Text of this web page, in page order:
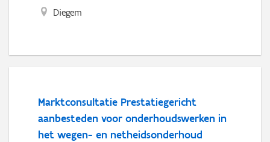
Diegem
Marktconsultatie Prestatiegericht
aanbesteden voor onderhoudswerken in
het wegen- en netheidsonderhoud